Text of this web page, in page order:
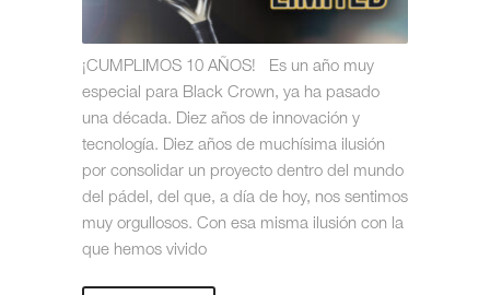
¡CUMPLIMOS 10 AÑOS! Es un año muy
especial para Black Crown, ya ha pasado
una década. Diez años de innovación y
tecnología. Diez años de muchísima ilusión
por consolidar un proyecto dentro del mundo
del pádel, del que, a día de hoy, nos sentimos
muy orgullosos. Con esa misma ilusión con la
que hemos vivido